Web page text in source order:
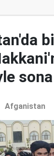
Afganistan